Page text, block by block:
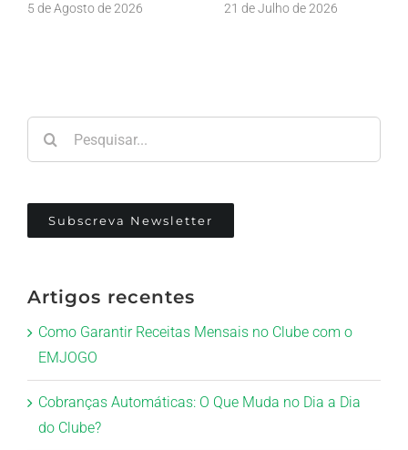
5 de Agosto de 2026 21 de Julho de 2026
Subscreva Newsletter
Artigos recentes
Como Garantir Receitas Mensais no Clube com o
EMJOGO
Cobranças Automáticas: O Que Muda no Dia a Dia
do Clube?